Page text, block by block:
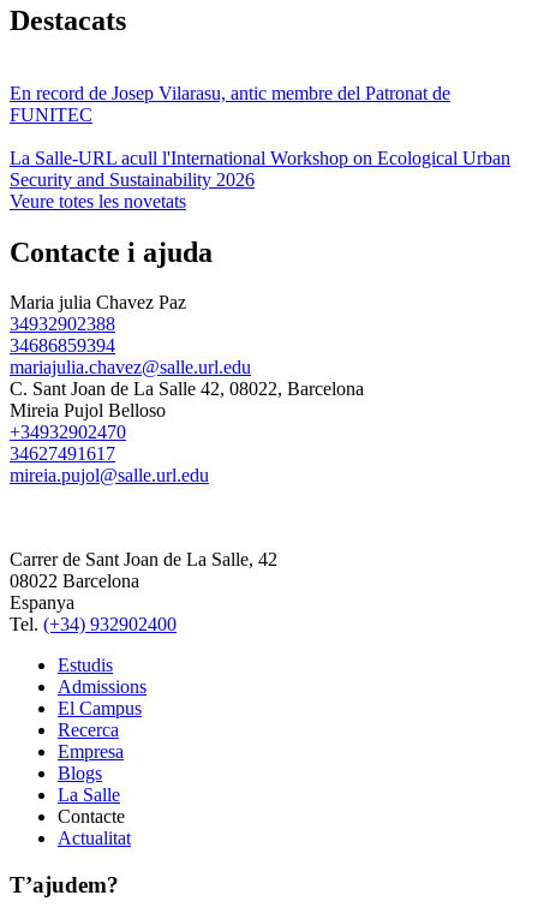
Destacats
En record de Josep Vilarasu, antic membre del Patronat de
FUNITEC
La Salle-URL acull l'International Workshop on Ecological Urban
Security and Sustainability 2026
Veure totes les novetats
Contacte i ajuda
Maria julia Chavez Paz
34932902388
34686859394
mariajulia.chavez@salle.url.edu
C. Sant Joan de La Salle 42, 08022, Barcelona
Mireia Pujol Belloso
+34932902470
34627491617
mireia.pujol@salle.url.edu
Carrer de Sant Joan de La Salle, 42
08022 Barcelona
Espanya
Tel. (+34) 932902400
Estudis
Admissions
El Campus
Recerca
Empresa
Blogs
La Salle
Contacte
Actualitat
T’ajudem?